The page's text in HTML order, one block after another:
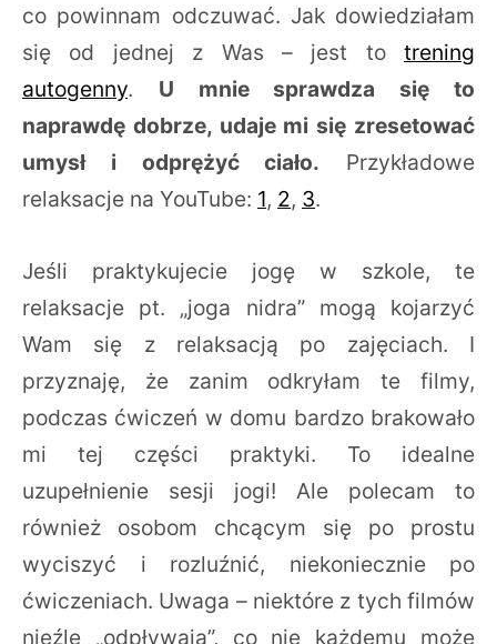
co powinnam odczuwać. Jak dowiedziałam
się od jednej z Was – jest to trening
autogenny. U mnie sprawdza się to
naprawdę dobrze, udaje mi się zresetować
umysł i odprężyć ciało. Przykładowe
relaksacje na YouTube: 1, 2, 3.
Jeśli praktykujecie jogę w szkole, te
relaksacje pt. „joga nidra” mogą kojarzyć
Wam się z relaksacją po zajęciach. I
przyznaję, że zanim odkryłam te filmy,
podczas ćwiczeń w domu bardzo brakowało
mi tej części praktyki. To idealne
uzupełnienie sesji jogi! Ale polecam to
również osobom chcącym się po prostu
wyciszyć i rozluźnić, niekoniecznie po
ćwiczeniach. Uwaga – niektóre z tych filmów
nieźle „odpływają”, co nie każdemu może